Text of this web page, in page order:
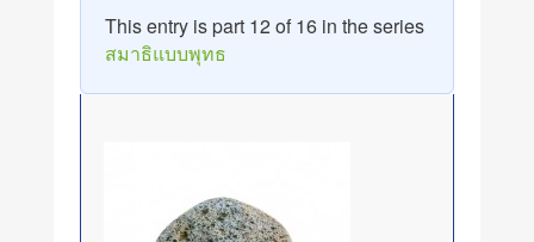
This entry is part 12 of 16 in the series
สมาธิแบบพุทธ